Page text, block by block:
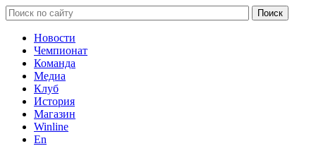
Новости
Чемпионат
Команда
Медиа
Клуб
История
Магазин
Winline
En